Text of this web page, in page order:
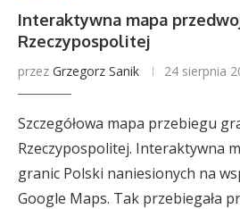
Interaktywna mapa
Rzeczypospolitej
przez Grzegorz Sanik 24 sierpnia
Szczegółowa mapa przebiegu
Rzeczypospolitej. Interaktywna
granic Polski naniesionych na
Google Maps. Tak przebiegała